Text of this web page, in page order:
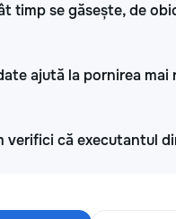
timp se găsește, de
ajută la pornirea
verifici că executantul